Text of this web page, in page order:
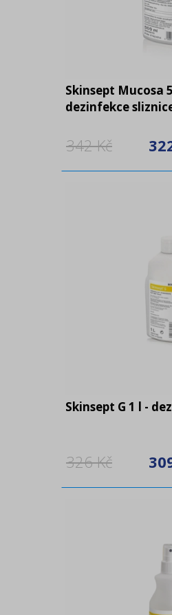
Skinsept Mucosa
dezinfekce
342 Kč
Skinsept G 1 l -
326 Kč